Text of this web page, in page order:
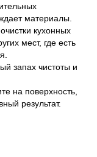
материалы.
кухонных
мест, где есть
запах чистоты и
на поверхность,
результат.